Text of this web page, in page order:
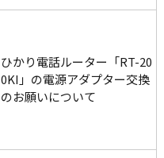
ひかり電話ルーター「RT-20
0KI」の電源アダプター交換
のお願いについて